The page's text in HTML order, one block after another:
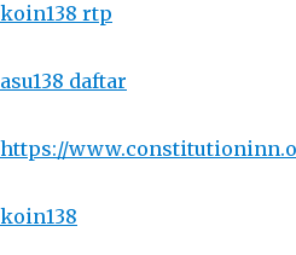
koin138 rtp
asu138 daftar
https://
koin138